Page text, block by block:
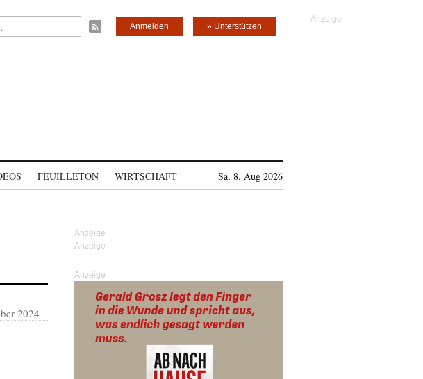
» Unterstützen
Anmelden
FEUILLETON WIRTSCHAFT Sa, 8. Aug 2026
2024
Anzeige